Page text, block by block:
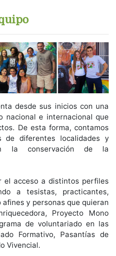
desde sus inicios con una
nacional e internacional que
De esta forma, contamos
de diferentes localidades y
la conservación de la
el acceso a distintos perfiles
a tesistas, practicantes,
y personas que quieran
Proyecto Mono
de voluntariado en las
Formativo, Pasantías de
Vivencial.